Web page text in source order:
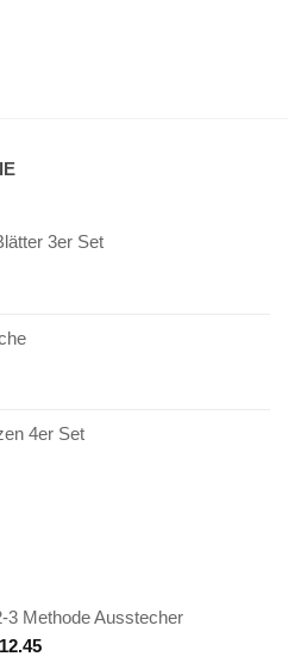
3er Set
4er Set
3 Methode Ausstecher
Aktueller